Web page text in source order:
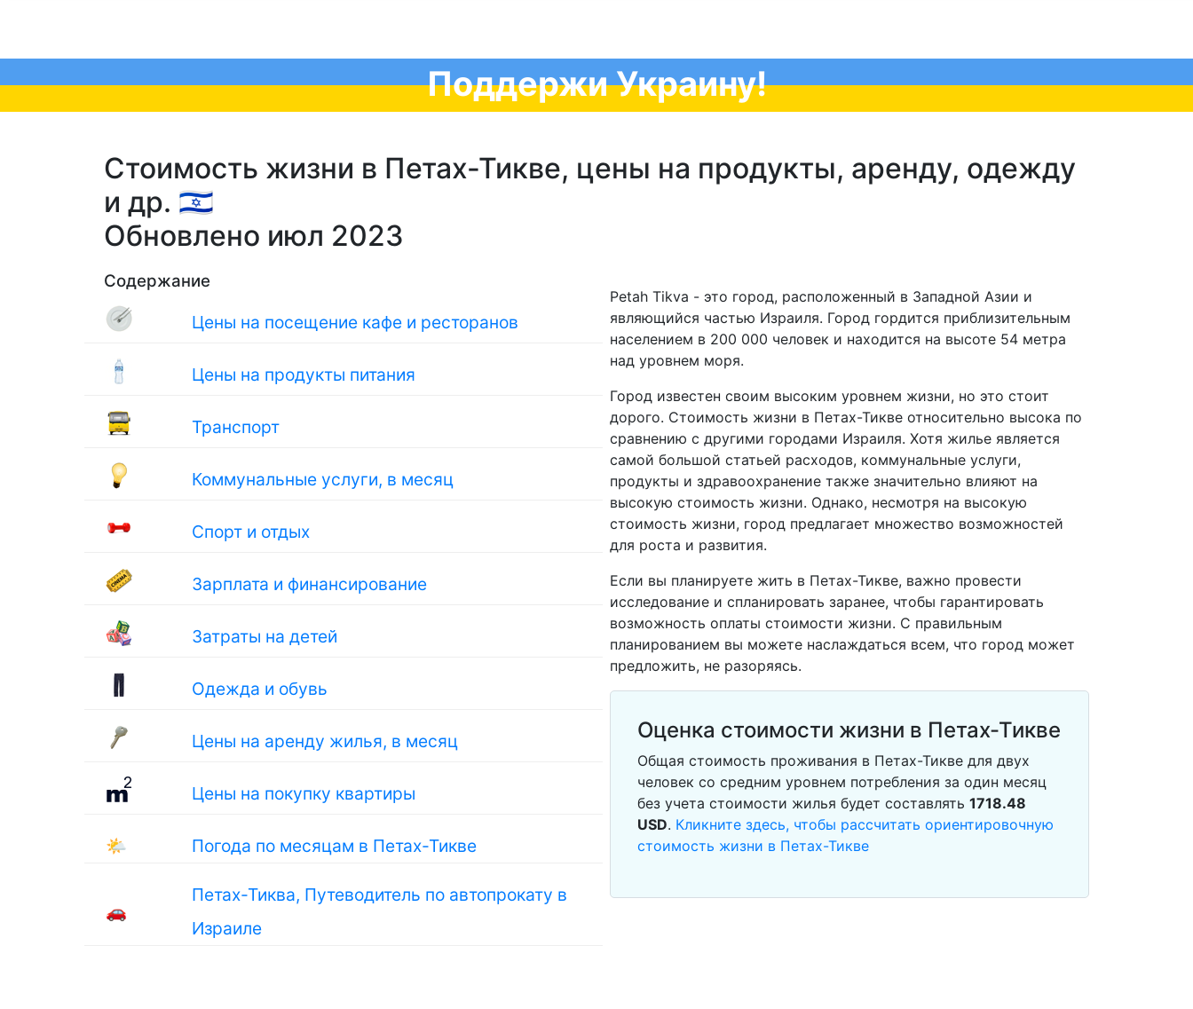
Поддержи Украину!
Стоимость жизни в Петах-Тикве, цены на продукты, аренду, одежду
и др. 🇮🇱
Обновлено июл 2023
Содержание
Цены на посещение кафе и ресторанов
Цены на продукты питания
Транспорт
Коммунальные услуги, в месяц
Спорт и отдых
Зарплата и финансирование
Затраты на детей
Одежда и обувь
Цены на аренду жилья, в месяц
Цены на покупку квартиры
🌤 Погода по месяцам в Петах-Тикве
🚗
Петах-Тиква, Путеводитель по автопрокату в
Израиле
Petah Tikva - это город, расположенный в Западной Азии и
являющийся частью Израиля. Город гордится приблизительным
населением в 200 000 человек и находится на высоте 54 метра
над уровнем моря.
Город известен своим высоким уровнем жизни, но это стоит
дорого. Стоимость жизни в Петах-Тикве относительно высока по
сравнению с другими городами Израиля. Хотя жилье является
самой большой статьей расходов, коммунальные услуги,
продукты и здравоохранение также значительно влияют на
высокую стоимость жизни. Однако, несмотря на высокую
стоимость жизни, город предлагает множество возможностей
для роста и развития.
Если вы планируете жить в Петах-Тикве, важно провести
исследование и спланировать заранее, чтобы гарантировать
возможность оплаты стоимости жизни. С правильным
планированием вы можете наслаждаться всем, что город может
предложить, не разоряясь.
Оценка стоимости жизни в Петах-Тикве
Общая стоимость проживания в Петах-Тикве для двух
человек со средним уровнем потребления за один месяц
без учета стоимости жилья будет составлять 1718.48
USD. Кликните здесь, чтобы рассчитать ориентировочную
стоимость жизни в Петах-Тикве